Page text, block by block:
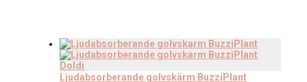
Ljudabsorberande golvskärm BuzziPlant